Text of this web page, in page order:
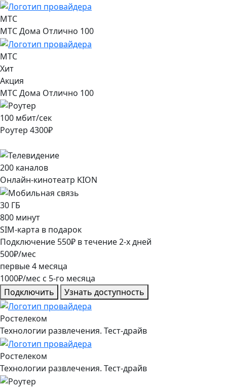
МТС
МТС Дома Отлично 100
МТС
Хит
Акция
МТС Дома Отлично 100
100 мбит/сек
Роутер 4300₽
200 каналов
Онлайн-кинотеатр KION
30 ГБ
800 минут
SIM-карта в подарок
Подключение 550₽ в течение2-х дней
500₽/мес
первые4 месяца
1000₽/мес c 5-го месяца
Подключить
Узнать доступность
Ростелеком
Технологии развлечения. Тест-драйв
Ростелеком
Технологии развлечения. Тест-драйв